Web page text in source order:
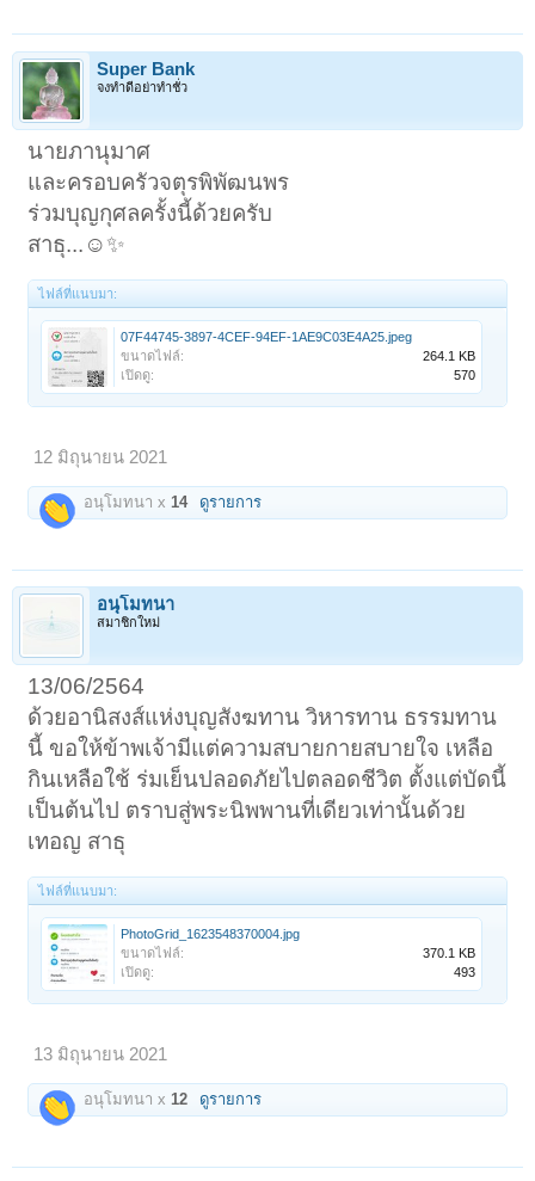
Super Bank
จงทำดีอย่าทำชั่ว
นายภานุมาศ
และครอบครัวจตุรพิพัฒนพร
ร่วมบุญกุศลครั้งนี้ด้วยครับ
สาธุ...☺️✨
ไฟล์ที่แนบมา:
07F44745-3897-4CEF-94EF-1AE9C03E4A25.jpeg
ขนาดไฟล์:
264.1 KB
เปิดดู:
570
12 มิถุนายน 2021
อนุโมทนา x 14 ดูรายการ
อนุโมทนา
สมาชิกใหม่
13/06/2564
ด้วยอานิสงส์แห่งบุญสังฆทาน วิหารทาน ธรรมทาน
นี้ ขอให้ข้าพเจ้ามีแต่ความสบายกายสบายใจ เหลือ
กินเหลือใช้ ร่มเย็นปลอดภัยไปตลอดชีวิต ตั้งแต่บัดนี้
เป็นต้นไป ตราบสู่พระนิพพานที่เดียวเท่านั้นด้วย
เทอญ สาธุ
ไฟล์ที่แนบมา:
PhotoGrid_1623548370004.jpg
ขนาดไฟล์:
370.1 KB
เปิดดู:
493
13 มิถุนายน 2021
อนุโมทนา x12 ดูรายการ